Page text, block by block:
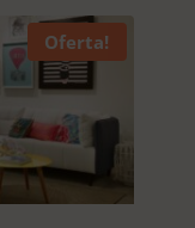
Oferta!